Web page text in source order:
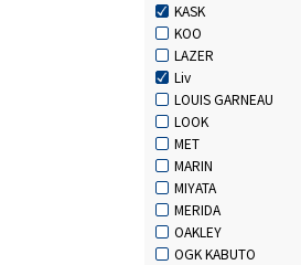
KASK
KOO
LAZER
Liv
LOUIS GARNEAU
LOOK
MET
MARIN
MIYATA
MERIDA
OAKLEY
OGK KABUTO